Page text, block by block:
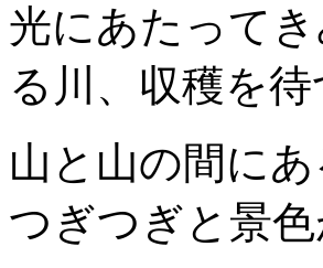
光にあたって
る川、収穫を
山と山の間に
つぎつぎと景